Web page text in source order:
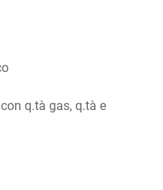
q.tà gas, q.tà e